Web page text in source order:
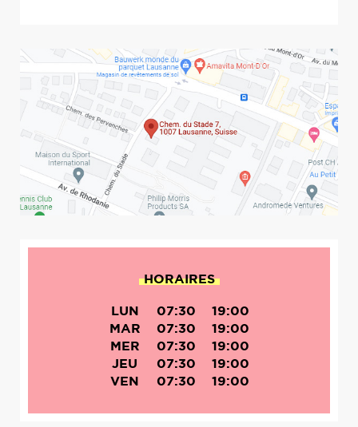
HORAIRES
LUN 07:30
19:00
MAR
07:30
19:00
MER
07:30
19:00
JEU
07:30
19:00
VEN
07:30 19:00